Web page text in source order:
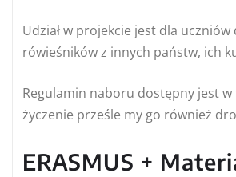
Udział w projekcie jest dla
rówieśników z innych państw, ich
Regulamin naboru dostępny jest w
życzenie prześle my go również
ERASMUS +